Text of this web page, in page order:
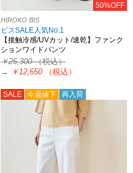
50%OFF
HIROKO BIS
ビスSALE人気No.1
【接触冷感/UVカット/速乾】ファンク
ションワイドパンツ
￥25,300（税込）
→
￥12,650 （税込）
SALE 今週値下 再入荷